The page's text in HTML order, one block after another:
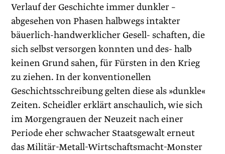
Verlauf der Geschichte immer dunkler –
abgesehen von Phasen halbwegs intakter
bäuerlich-handwerklicher Gesell- schaften, die
sich selbst versorgen konnten und des- halb
keinen Grund sahen, für Fürsten in den Krieg
zu ziehen. In der konventionellen
Geschichtsschreibung gelten diese als »dunkle«
Zeiten. Scheidler erklärt anschaulich, wie sich
im Morgengrauen der Neuzeit nach einer
Periode eher schwacher Staatsgewalt erneut
das Militär-Metall-Wirtschaftsmacht-Monster